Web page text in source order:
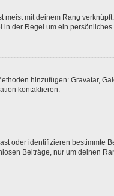
mit deinem Rang
der Regel um ein
hinzufügen: Gravatar,
kontaktieren.
oder identifizieren
Beiträge, nur um deinen